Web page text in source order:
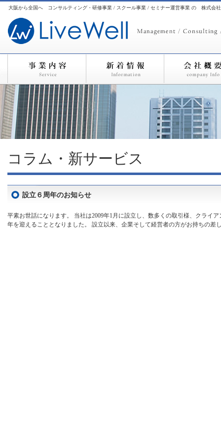
大阪から全国へ コンサルティング・研修事業 / スクール事業 / セミナー運営事業 の 株式会
コラム・新サービス
設立６周年のお知らせ
平素お世話になります。 当社は2009年1月に設立し、数多くの取引様、クライ
年を迎えることとなりました。 設立以来、企業そして経営者の方がお持ちの差